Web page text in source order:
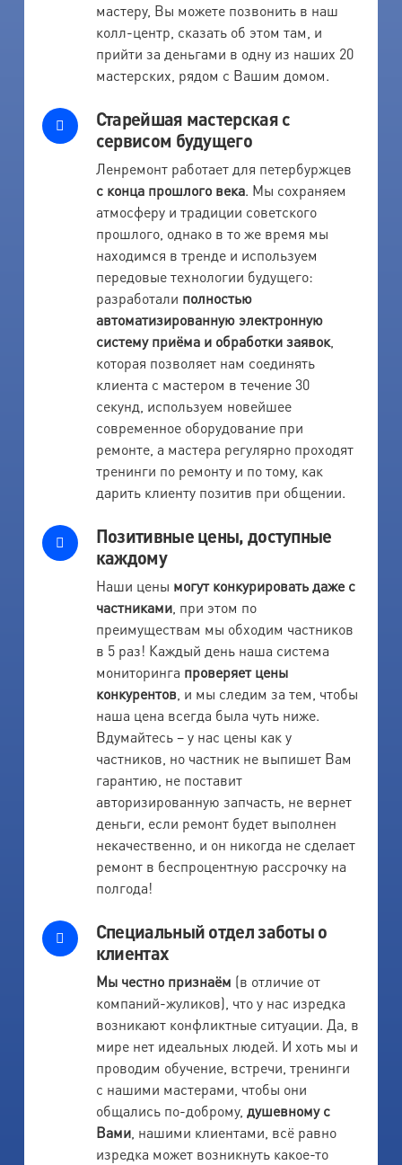
мастеру, Вы можете позвонить в наш
колл-центр, сказать об этом там, и
прийти за деньгами в одну из наших 20
мастерских, рядом с Вашим домом.
Старейшая мастерская с
сервисом будущего
Ленремонт работает для петербуржцев
с конца прошлого века. Мы сохраняем
атмосферу и традиции советского
прошлого, однако в то же время мы
находимся в тренде и используем
передовые технологии будущего:
разработали полностью
автоматизированную электронную
систему приёма и обработки заявок,
которая позволяет нам соединять
клиента с мастером в течение 30
секунд, используем новейшее
современное оборудование при
ремонте, а мастера регулярно проходят
тренинги по ремонту и по тому, как
дарить клиенту позитив при общении.
Позитивные цены, доступные
каждому
Наши цены могут конкурировать даже с
частниками, при этом по
преимуществам мы обходим частников
в 5 раз! Каждый день наша система
мониторинга проверяет цены
конкурентов, и мы следим за тем, чтобы
наша цена всегда была чуть ниже.
Вдумайтесь – у нас цены как у
частников, но частник не выпишет Вам
гарантию, не поставит
авторизированную запчасть, не вернет
деньги, если ремонт будет выполнен
некачественно, и он никогда не сделает
ремонт в беспроцентную рассрочку на
полгода!
Специальный отдел заботы о
клиентах
Мы честно признаём (в отличие от
компаний-жуликов), что у нас изредка
возникают конфликтные ситуации. Да, в
мире нет идеальных людей. И хоть мы и
проводим обучение, встречи, тренинги
с нашими мастерами, чтобы они
общались по-доброму, душевному с
Вами, нашими клиентами, всё равно
изредка может возникнуть какое-то